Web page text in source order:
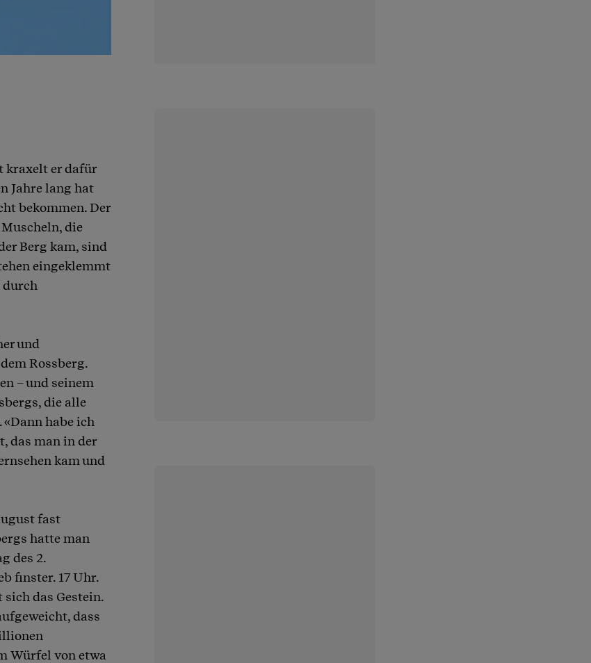
kraxelt er dafür
Jahre lang hat
bekommen. Der
die
Berg kam, sind
eingeklemmt
durch
und
Rossberg.
– und seinem
die alle
habe ich
das man in der
kam und
fast
hatte man
des 2.
finster. 17 Uhr.
das Gestein.
dass
Würfel von etwa